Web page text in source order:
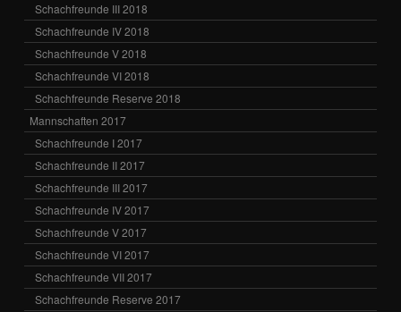
Schachfreunde III 2018
Schachfreunde IV 2018
Schachfreunde V 2018
Schachfreunde VI 2018
Schachfreunde Reserve 2018
Mannschaften 2017
Schachfreunde I 2017
Schachfreunde II 2017
Schachfreunde III 2017
Schachfreunde IV 2017
Schachfreunde V 2017
Schachfreunde VI 2017
Schachfreunde VII 2017
Schachfreunde Reserve 2017